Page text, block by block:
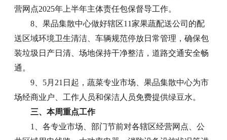
营网点2025年上半年主体责任包保督导工作。
8、果品集散中心做好辖区11家果蔬配送公司的配
送区域环境卫生清洁、车辆规范停放日常管理，确保包
装垃圾日产日清、场地保持干净整洁，道路交通安全畅
通。
9、5月21日起，蔬菜专业市场、果品集散中心为市
场经商业户、工作人员和保洁人员免费提供绿豆水。
三、本周重点工作
1、各专业市场、部门节前对各辖区经营网点、公